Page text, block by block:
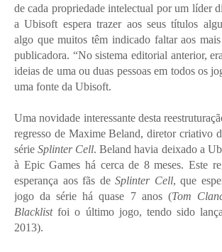
de cada propriedade intelectual por um líder
a Ubisoft espera trazer aos seus títulos
algo que muitos têm indicado faltar aos
publicadora. “No sistema editorial anterior,
ideias de uma ou duas pessoas em todos os
uma fonte da Ubisoft.
Uma novidade interessante desta
regresso de Maxime Beland, diretor criativo
sérieSplinter Cell. Beland havia deixado a
à Epic Games há cerca de 8 meses. Este
esperança aos fãs de Splinter Cell, que
jogo da série há quase 7 anos (Tom
Blacklistfoi o último jogo, tendo sido
2013).